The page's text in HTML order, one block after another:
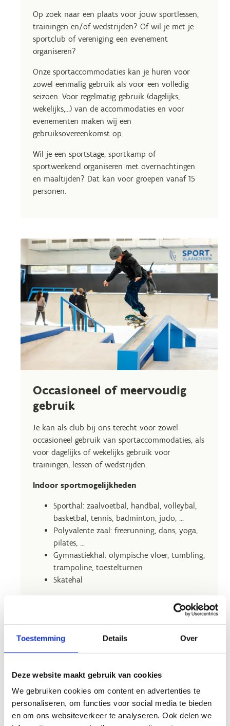
Toestemming Details Over
Deze website maakt gebruik van cookies
We gebruiken cookies om content en advertenties te
personaliseren, om functies voor social media te bieden
en om ons websiteverkeer te analyseren. Ook delen we
Op zoek naar een plaats voor jouw sportlessen,
trainingen en/of wedstrijden? Of wil je met je
sportclub of vereniging een evenement
organiseren?
Onze sportaccommodaties kan je huren voor
zowel eenmalig gebruik als voor een volledig
seizoen. Voor regelmatig gebruik (dagelijks,
wekelijks,…) van de accommodaties en voor
evenementen maken wij een
gebruiksovereenkomst op.
Wil je een sportstage, sportkamp of
sportweekend organiseren met overnachtingen
en maaltijden? Dat kan voor groepen vanaf 15
personen.
Occasioneel of meervoudig
gebruik
Je kan als club bij ons terecht voor zowel
occasioneel gebruik van sportaccommodaties, als
voor dagelijks of wekelijks gebruik voor
trainingen, lessen of wedstrijden.
Indoor sportmogelijkheden
Sporthal: zaalvoetbal, handbal, volleybal,
basketbal, tennis, badminton, judo, …
Polyvalente zaal: freerunning, dans, yoga,
pilates, …
Gymnastiekhal: olympische vloer, tumbling,
trampoline, toestelturnen
Skatehal
Sportweide
Beachvolleybal